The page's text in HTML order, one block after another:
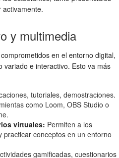
y multimedia
en el entorno digital,
e interactivo. Esto va más
tutoriales, demostraciones.
como Loom, OBS Studio o
virtuales: Permiten a los
practicar conceptos en un entorno
gamificadas, cuestionarios